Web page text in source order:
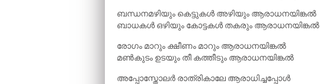
ബന്ധനമഴിയും കെട്ടുകൾ അഴിയും ആരാധനയിങ്കൽ
ബാധകൾ ഒഴിയും കോട്ടകൾ തകരും ആരാധനയിങ്കൽ
രോഗം മാറും ക്ഷീണം മാറും ആരാധനയിങ്കൽ
മൺകുടം ഉടയും തീ കത്തീടും ആരാധനയിങ്കൽ
അപ്പോസ്തോലർ രാത്രികാലേ ആരാധിച്ചപ്പോൾ